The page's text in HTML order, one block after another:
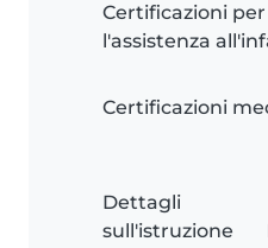
Certificazioni
l'assistenza
Certificazioni
Dettagli
sull'istruzione